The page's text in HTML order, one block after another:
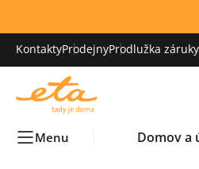
KontaktyProdejnyProdlužka záruky
Menu Domov a